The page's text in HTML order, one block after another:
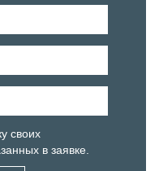
своих
в заявке.